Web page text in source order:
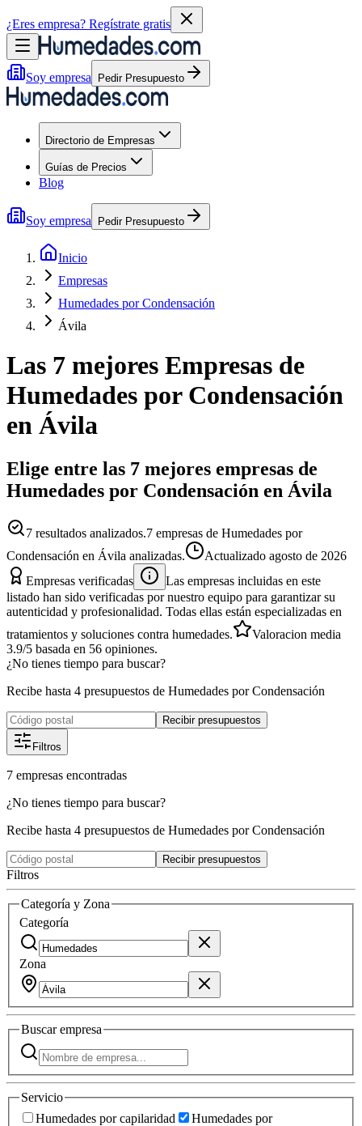
¿Eres empresa? Regístrate gratis
Soy empresa Pedir Presupuesto
Directorio de Empresas
Guías de Precios
Blog
Soy empresa Pedir Presupuesto
Inicio
Empresas
Humedades por Condensación
Ávila
Las 7 mejores Empresas de
Humedades por Condensación
en Ávila
Elige entre las 7 mejores empresas de
Humedades por Condensación en Ávila
7 resultados analizados.7 empresas de Humedades por
Condensación en Ávila analizadas.
Actualizado agosto de 2026
Empresas verificadas
Las empresas incluidas en este
listado han sido verificadas por nuestro equipo para garantizar su
autenticidad y profesionalidad. Todas ellas están especializadas en
tratamientos y soluciones contra humedades.
Valoracion media
3.9/5 basada en 56 opiniones.
¿No tienes tiempo para buscar?
Recibe hasta 4 presupuestos de Humedades por Condensación
Recibir presupuestos
Filtros
7 empresas encontradas
¿No tienes tiempo para buscar?
Recibe hasta 4 presupuestos de Humedades por Condensación
Recibir presupuestos
Filtros
Categoría y Zona
Categoría
Zona
Buscarempresa
Servicio
Humedades por capilaridad
Humedades por